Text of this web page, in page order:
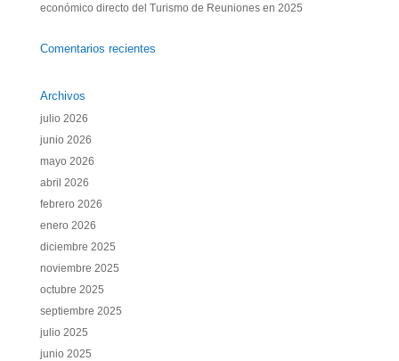
económico directo del Turismo de Reuniones en 2025
Comentarios recientes
Archivos
julio 2026
junio 2026
mayo 2026
abril 2026
febrero 2026
enero 2026
diciembre 2025
noviembre 2025
octubre 2025
septiembre 2025
julio 2025
junio 2025